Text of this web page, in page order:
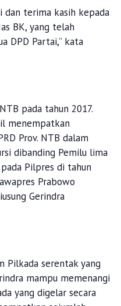
dan terima kasih kepada
BK, yang telah
DPD Partai,” kata
pada tahun 2017.
menempatkan
Prov. NTB dalam
dibanding Pemilu lima
Pilpres di tahun
Prabowo
Gerindra
Pilkada serentak yang
mampu memenangi
yang digelar secara